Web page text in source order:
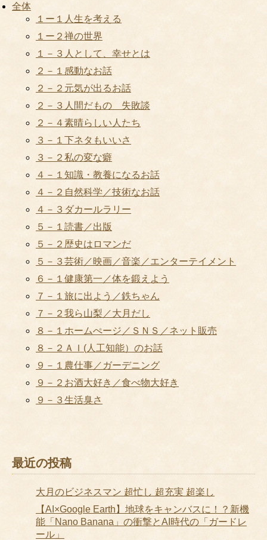
全体
１ー１人生を考える
１ー２禅の世界
１－３人として、幸せとは
２－１感動なお話
２－２元気が出るお話
２－３人間だもの 失敗談
２－４素晴らしい人たち
３－１下ネタもいいさ
３－２私の変な癖
４－１知識・教養になるお話
４－２自然科学／技術なお話
４－３ダカールラリー
５－１読書／出版
５－２歴史はロマンだ
５－３芸術／映画／音楽／エンターテイメント
６－１健康第一／体を鍛えよう
７－１旅に出よう／鉄ちゃん
７－２我ら山梨／大月だし
８－１ホームぺージ／ＳＮＳ／ネット販売
８－２ＡＩ(人工知能）のお話
９－１農仕事／ガーデニング
９－２お酒大好き／食べ物大好き
９－３生活臭さ
最近の投稿
大月のビジネスマン 超忙し 超充実 超楽し
【AI×Google Earth】地球をキャンバスに！？新機
能「Nano Banana」の衝撃とAI時代の「ガードレ
ール」